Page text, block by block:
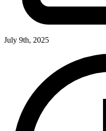
July 9th, 2025